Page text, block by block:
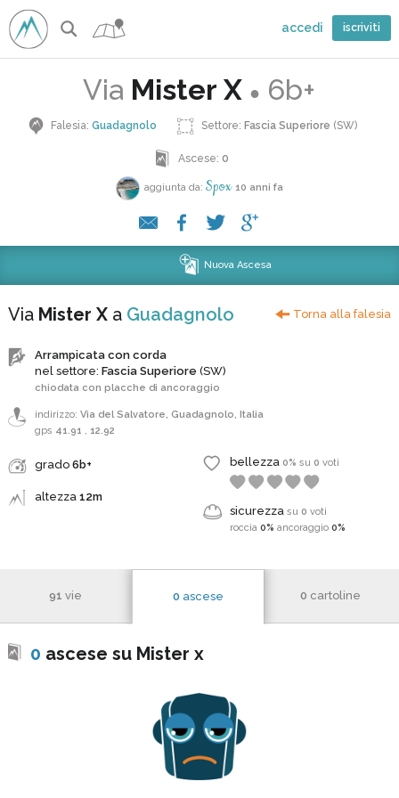
accedi iscriviti
Via Mister X ● 6b+
Falesia: Guadagnolo Settore: Fascia Superiore (SW)
Ascese:0
aggiunta da: Spox 10 anni fa
Nuova Ascesa
Via Mister Xa Guadagnolo Torna alla falesia
Arrampicata con corda
nel settore: Fascia Superiore (SW)
chiodata con placche di ancoraggio
indirizzo: Via del Salvatore, Guadagnolo, Italia
gps 41.91 , 12.92
grado 6b+
altezza 12m
bellezza 0%su 0voti
sicurezzasu 0voti
roccia0% ancoraggio0%
91vie 0 ascese 0 cartoline
0 ascese su Mister x